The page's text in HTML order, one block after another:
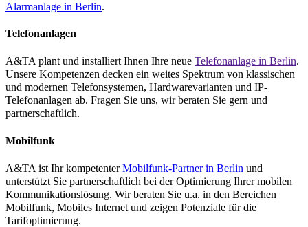
Alarmanlage in Berlin.
Telefonanlagen
A&TA plant und installiert Ihnen Ihre neue Telefonanlage in Berlin.
Unsere Kompetenzen decken ein weites Spektrum von klassischen
und modernen Telefonsystemen, Hardwarevarianten und IP-
Telefonanlagen ab. Fragen Sie uns, wir beraten Sie gern und
partnerschaftlich.
Mobilfunk
A&TA ist Ihr kompetenterMobilfunk-Partner in Berlin und
unterstützt Sie partnerschaftlich bei der Optimierung Ihrer mobilen
Kommunikationslösung. Wir beraten Sie u.a. in den Bereichen
Mobilfunk, Mobiles Internet und zeigen Potenziale für die
Tarifoptimierung.